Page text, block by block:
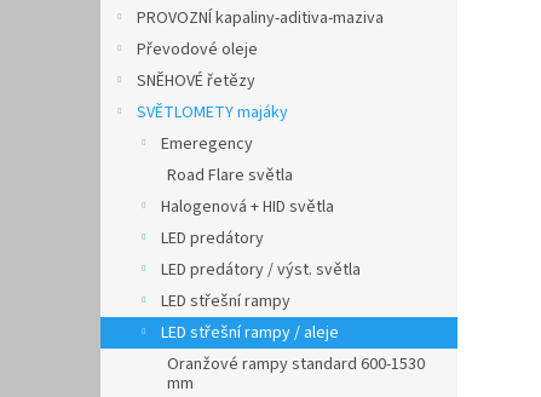
PROVOZNÍ kapaliny-aditiva-maziva
Převodové oleje
SNĚHOVÉ řetězy
SVĚTLOMETY majáky
Emeregency
Road Flare světla
Halogenová + HID světla
LED predátory
LED predátory / výst. světla
LED střešní rampy
LED střešní rampy / aleje
Oranžové rampy standard 600-1530
mm